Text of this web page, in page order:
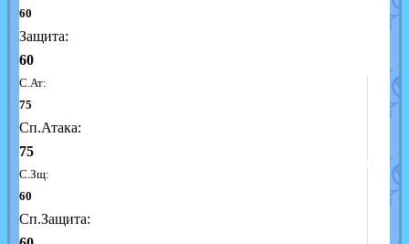
60
Защита:
60
С.Ат:
75
Сп.Атака:
75
С.Зщ:
60
Сп.Защита: